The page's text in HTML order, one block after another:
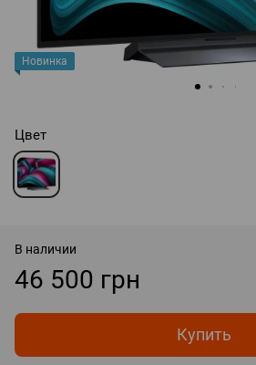
Новинка
Цвет
В наличии
46 500 грн
Купить